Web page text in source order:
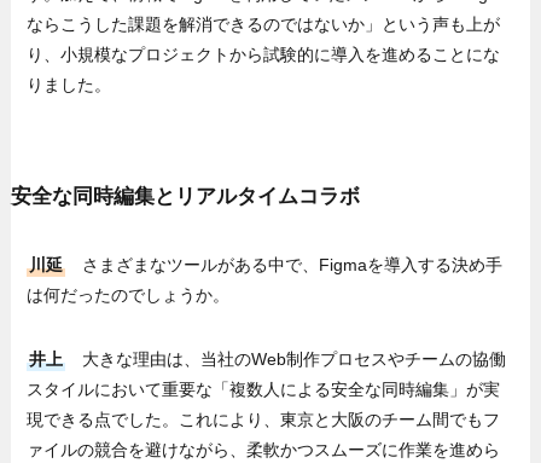
ならこうした課題を解消できるのではないか」という声も上が
り、小規模なプロジェクトから試験的に導入を進めることにな
りました。
安全な同時編集とリアルタイムコラボ
川延
さまざまなツールがある中で、Figmaを導入する決め手
は何だったのでしょうか。
井上
大きな理由は、当社のWeb制作プロセスやチームの協働
スタイルにおいて重要な「複数人による安全な同時編集」が実
現できる点でした。これにより、東京と大阪のチーム間でもフ
ァイルの競合を避けながら、柔軟かつスムーズに作業を進めら